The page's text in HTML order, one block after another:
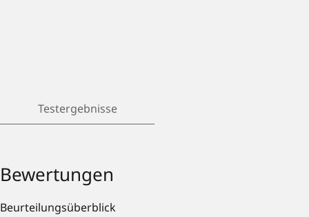
Testergebnisse